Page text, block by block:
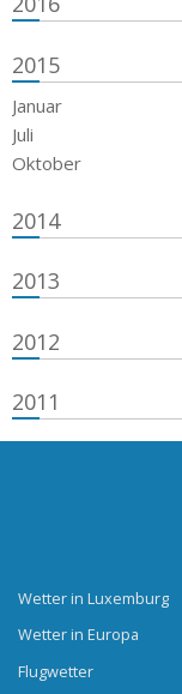
2015
Januar
Juli
Oktober
2014
2013
2012
2011
Wetter in Luxemburg
Wetter in Europa
Flugwetter